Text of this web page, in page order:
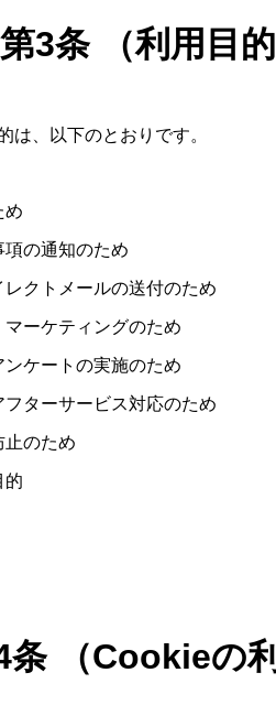
第3条 （利用目的
は、以下のとおりです。
め
の通知のため
クトメールの送付のため
ーケティングのため
ケートの実施のため
ターサービス対応のため
のため
的
条 （Cookieの利